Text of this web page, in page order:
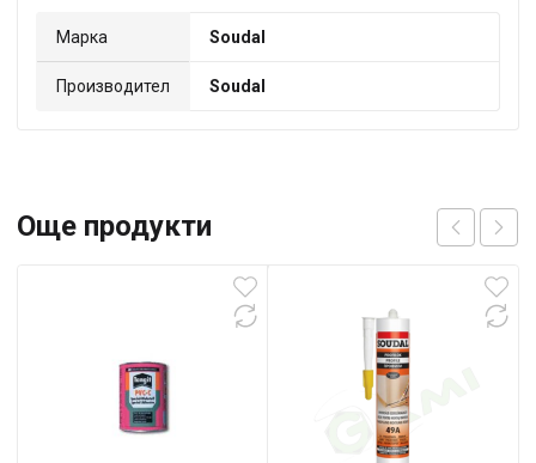
Марка Soudal
Производител Soudal
Още продукти